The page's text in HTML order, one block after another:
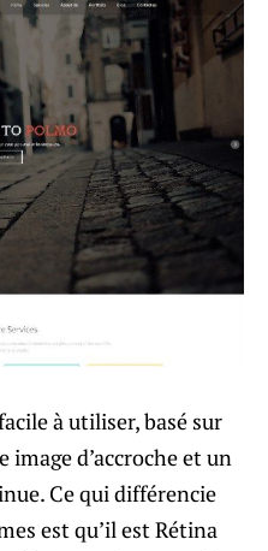
à utiliser, basé sur
d’accroche et un
Ce qui différencie
est qu’il est Rétina